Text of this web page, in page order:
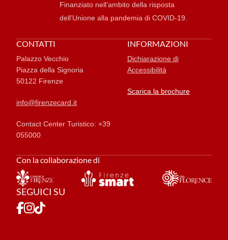
Finanziato nell’ambito della risposta
dell’Unione alla pandemia di COVID-19.
CONTATTI
Palazzo Vecchio
Piazza della Signoria
50122 Firenze
info@firenzecard.it
Contact Center Turistico: +39
055000
INFORMAZIONI
Dichiarazione di
Accessibilità
Scarica la brochure
Con la collaborazione di
SEGUICI SU